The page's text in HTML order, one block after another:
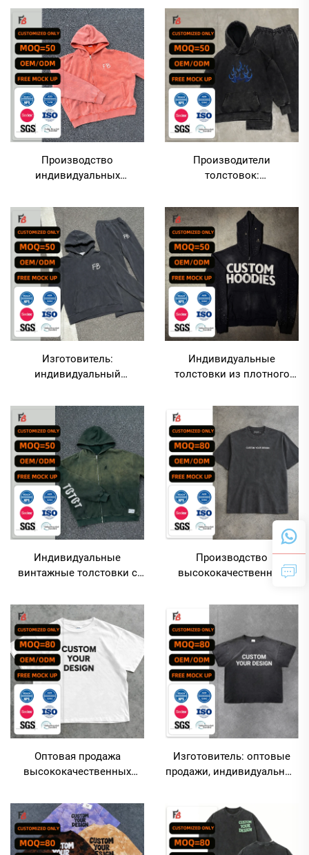
кислотного отбеливания и
оверсайз-кроем, с
нанесением
индивидуального
логотипа; комплект из
высококачественных
толстовок и спортивных
брюк
унисекс-худи из трикотажа
со спущенными плечами и
объёмным принтом,
плотность 300 г/м²
Производство
индивидуальных
прямым кроем и
застёжкой-молнией, с
эффектом кислотного
отбеливания; худи из
французского трикотажа
без нанесений, с
возможностью вышивки
Производители
толстовок:
комплект из утяжелённых
толстовок и спортивных
брюк с расклешёнными
штанинами в стиле «acid
wash»
Изготовитель:
индивидуальный
вышивкой, комплект из
свободных брюк-клёш и
свитшота с эффектом
«поношенности»
Индивидуальные
толстовки из плотного
м²), OEM-производство,
толстовки с застёжкой-
молнией и эффектом «acid
wash», с возможностью
нанесения принта
Индивидуальные
винтажные толстовки с
свободного кроя и
объёмной посадки в стиле
«acid wash», оптовая
продажа — толстовки с
эффектом «acid wash»
Производство
высококачественных
% хлопка серого цвета с
кислотной обработкой и
индивидуальным
логотипом, выполненным
вышивкой
Оптовая продажа
высококачественных
хлопка (300 г/м²),
однотонных, без принтов
— для нанесения
изображений
Изготовитель: оптовые
продажи, индивидуальные
стиркой и принтом на
спине